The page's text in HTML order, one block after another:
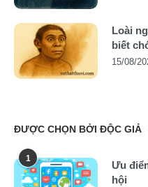
Loài
biết
15/08/
ĐƯỢC CHỌN BỞI ĐỘC GIẢ
1
Ưu
hội